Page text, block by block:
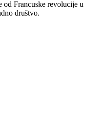
od Francuske revolucije u
društvo.